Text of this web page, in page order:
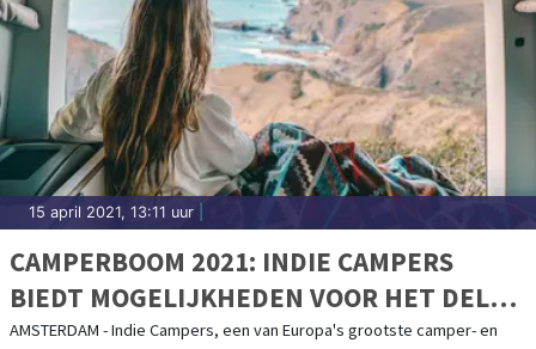
15 april 2021, 13:11 uur
CAMPERBOOM 2021: INDIE CAMPERS
BIEDT MOGELIJKHEDEN VOOR HET DELEN
VAN CAMPERS
AMSTERDAM - Indie Campers, een van Europa's grootste camper- en